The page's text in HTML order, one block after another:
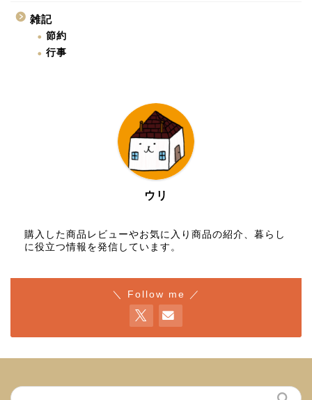
雑記
節約
行事
ウリ
購入した商品レビューやお気に入り商品の紹介、暮らし
に役立つ情報を発信しています。
＼ Follow me ／